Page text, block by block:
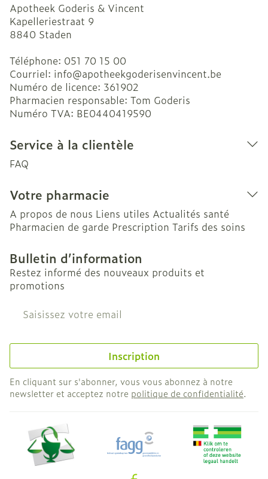
Apotheek Goderis & Vincent
Kapelleriestraat 9
8840 Staden
Téléphone: 051 70 15 00
Courriel: info@apotheekgoderisenvincent.be
Numéro de licence: 361902
Pharmacien responsable: Tom Goderis
Numéro TVA: BE0440419590
Service à la clientèle
FAQ
Votre pharmacie
A propos de nous Liens utiles Actualités santé
Pharmacien de garde Prescription Tarifs des soins
Bulletin d’information
Restez informé des nouveaux produits et
promotions
Adresse mail
Inscription
En cliquant sur s'abonner, vous vous abonnez à notre
newsletter et acceptez notre politique de confidentialité.